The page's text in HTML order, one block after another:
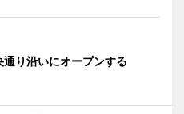
り沿いにオープンする